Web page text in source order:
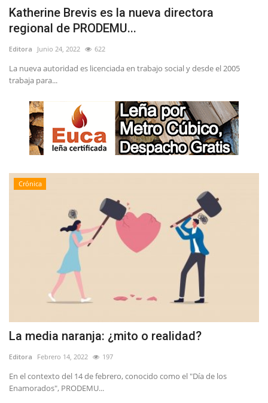
Katherine Brevis es la nueva directora
regional de PRODEMU...
Editora Junio 24, 2022 622
La nueva autoridad es licenciada en trabajo social y desde el 2005
trabaja para...
Crónica
La media naranja: ¿mito o realidad?
Editora Febrero 14, 2022 197
En el contexto del 14 de febrero, conocido como el "Día de los
Enamorados", PRODEMU...